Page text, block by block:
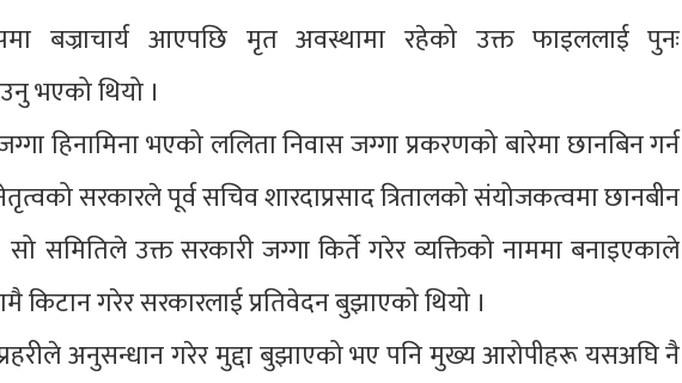
बज्राचार्य आएपछि मृत अवस्थामा रहेको उक्त फाइललाई पुनः
भएको थियो ।
हिनामिना भएको ललिता निवास जग्गा प्रकरणको बारेमा छानबिन गर्न
सरकारले पूर्व सचिव शारदाप्रसाद त्रितालको संयोजकत्वमा छानबीन
समितिले उक्त सरकारी जग्गा किर्ते गरेर व्यक्तिको नाममा बनाइएकाले
किटान गरेर सरकारलाई प्रतिवेदन बुझाएको थियो ।
अनुसन्धान गरेर मुद्दा बुझाएको भए पनि मुख्य आरोपीहरू यसअघि नै